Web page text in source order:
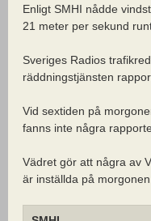
Enligt SMHI nådde
21 meter per sekund
Sveriges Radios
räddningstjänsten
Vid sextiden på
fanns inte några
Vädret gör att några av
är inställda på morgonen.